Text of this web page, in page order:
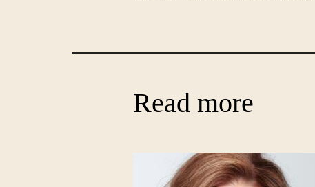
Read more